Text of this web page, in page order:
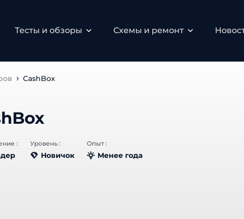
Тесты и обзоры Схемы и ремонт
CashBox
: Уровень :
Новичок
Опыт :
Менее года